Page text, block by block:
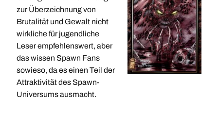
zur Überzeichnung von
Brutalität und Gewalt nicht
wirkliche für jugendliche
Leser empfehlenswert, aber
das wissen Spawn Fans
sowieso, da es einen Teil der
Attraktivität des Spawn-
Universums ausmacht.